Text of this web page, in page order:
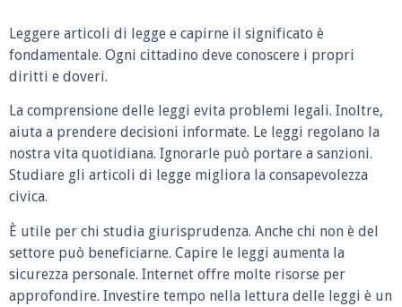
Leggere articoli di legge e capirne il significato è
fondamentale. Ogni cittadino deve conoscere i propri
diritti e doveri.
La comprensione delle leggi evita problemi legali. Inoltre,
aiuta a prendere decisioni informate. Le leggi regolano la
nostra vita quotidiana. Ignorarle può portare a sanzioni.
Studiare gli articoli di legge migliora la consapevolezza
civica.
È utile per chi studia giurisprudenza. Anche chi non è del
settore può beneficiarne. Capire le leggi aumenta la
sicurezza personale. Internet offre molte risorse per
approfondire. Investire tempo nella lettura delle leggi è un